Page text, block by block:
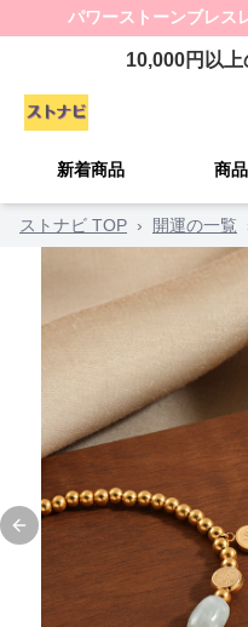
パワーストーンブレス
10,000円以上
新着商品 商
ストナビ TOP › 開運の一覧
Previous slide